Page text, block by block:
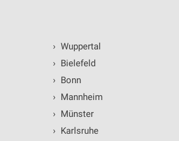
› Wuppertal
› Bielefeld
› Bonn
› Mannheim
› Münster
› Karlsruhe